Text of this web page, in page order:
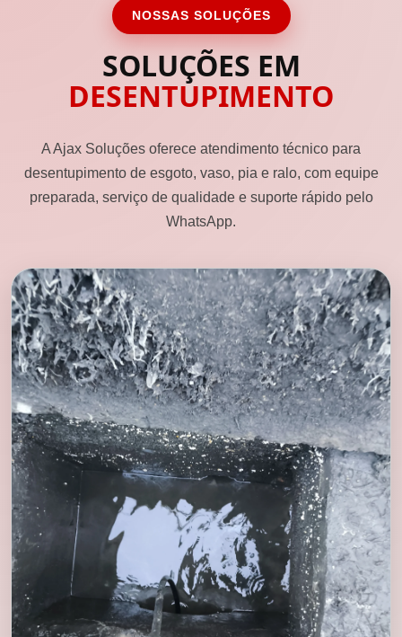
NOSSAS SOLUÇÕES
SOLUÇÕES EM
DESENTUPIMENTO
A Ajax Soluções oferece atendimento técnico para
desentupimento de esgoto, vaso, pia e ralo, com equipe
preparada, serviço de qualidade e suporte rápido pelo
WhatsApp.